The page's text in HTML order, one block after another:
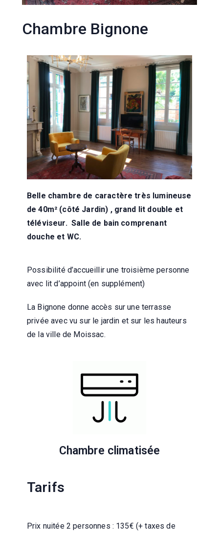
Chambre Bignone
Belle chambre de caractère très lumineuse
de 40m² (côté Jardin) , grand lit double et
téléviseur. Salle de bain comprenant
douche et WC.
Possibilité d’accueillir une troisième personne
avec lit d’appoint (en supplément)
La Bignone donne accès sur une terrasse
privée avec vu sur le jardin et sur les hauteurs
de la ville de Moissac.
Chambre climatisée
Tarifs
Prix nuitée 2 personnes : 135€ (+ taxes de